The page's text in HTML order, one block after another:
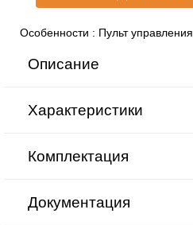
Особенности : Пульт управления
Описание
Характеристики
Комплектация
Документация